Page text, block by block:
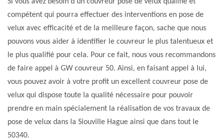
compétent qui pourra effectuer des interventions en pose de
velux avec efficacité et de la meilleure façon, sache que nous
pouvons vous aider à identifier le couvreur le plus talentueux et
le plus qualifié pour cela. Pour ce fait, nous vous recommandons
de faire appel à GW couvreur 50. Ainsi, en faisant appel à lui,
vous pouvez avoir à votre profit un excellent couvreur pose de
velux qui dispose toute la qualité nécessaire pour pouvoir
prendre en main spécialement la réalisation de vos travaux de
pose de velux dans la Siouville Hague ainsi que dans tout le
50340.